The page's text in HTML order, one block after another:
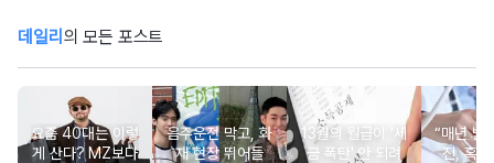
데일리 의 모든 포스트
요즘 40대는 이렇
게 산다? MZ보다
음주운전 막고, 화
재 현장 뛰어들
13월의 월급이 '세
금 폭탄' 안 되려
“매년 받
진, 혹시